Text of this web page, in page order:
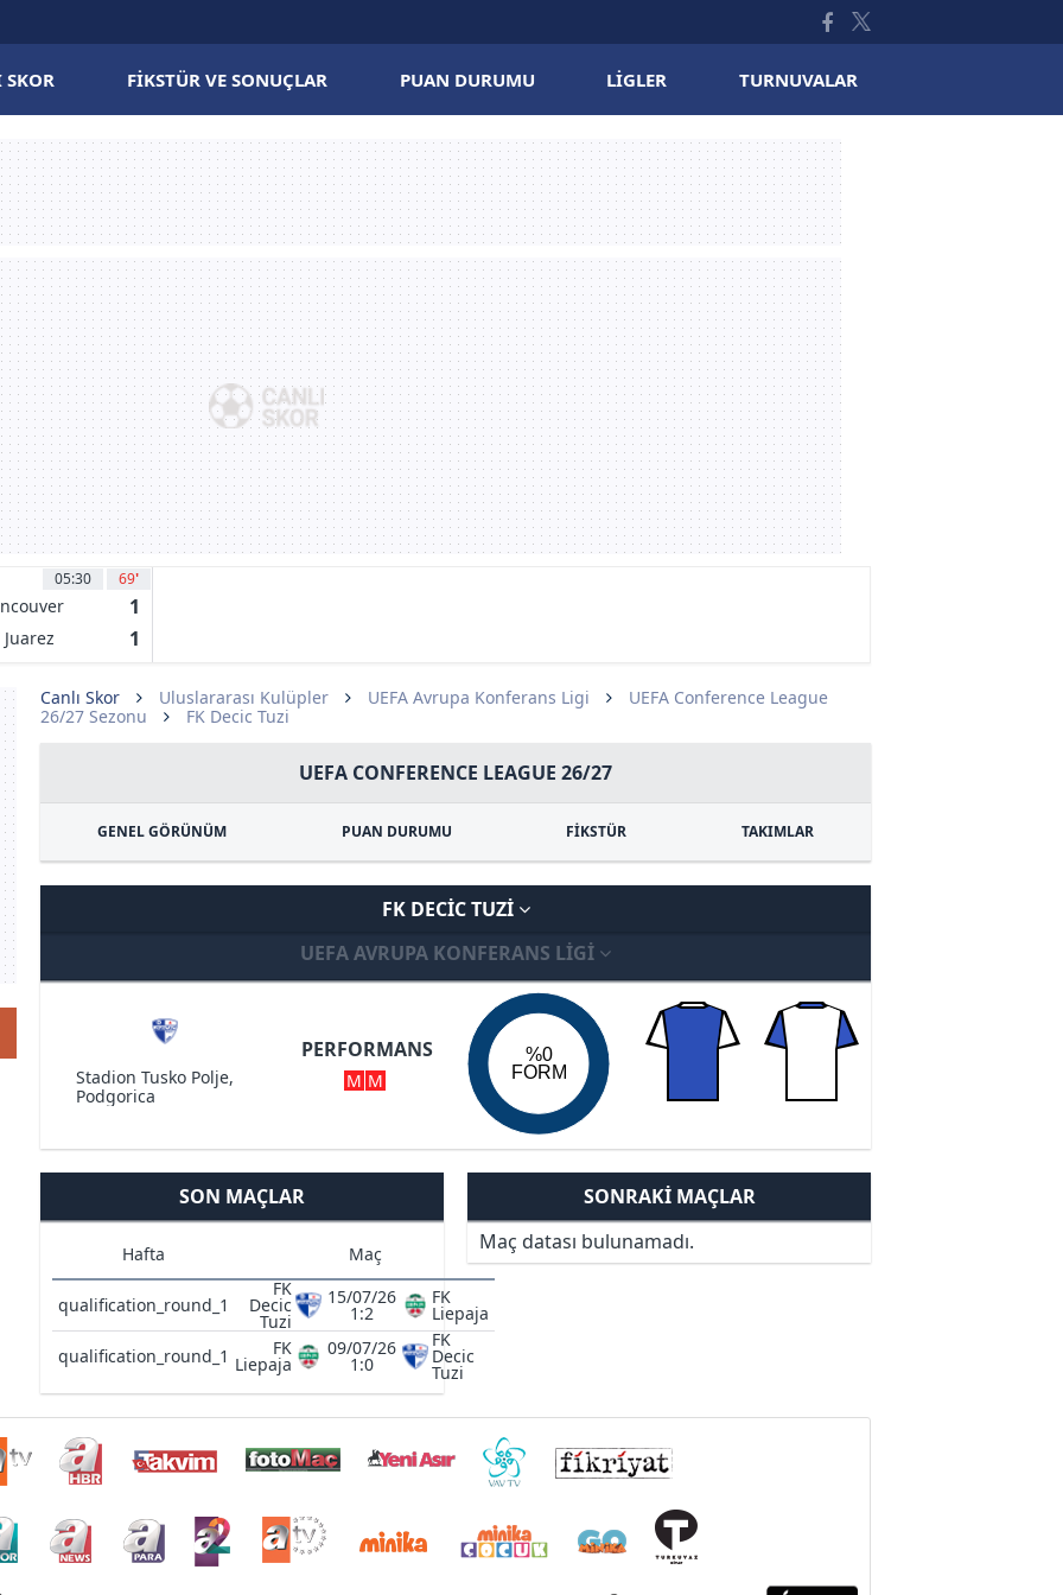
SKOR FIKSTÜR VE SONUÇLAR PUAN DURUMU LIGLER TURNUVALAR
05:30 69'
FC
1
Juarez 1
Canlı Skor Uluslararası Kulüpler UEFA Avrupa Konferans Ligi
UEFA Conference League
26/27 Sezonu
FK Decic Tuzi
UEFA CONFERENCE LEAGUE 26/27
GENEL GÖRÜNÜM PUAN DURUMU FİKSTÜR TAKIMLAR
FK DECIC TUZI
UEFA AVRUPA KONFERANS LIGI
Stadion Tusko Polje,
Podgorica
PERFORMANS
M M
%0
FORM
SON MAÇLAR
Hafta Maç
qualification_round_1
FK
Decic
Tuzi
15/07/26
1:2
FK
Liepaja
qualification_round_1
FK
Liepaja
09/07/26
1:0
FK
Decic
Tuzi
SONRAKI MAÇLAR
Maç datası bulunamadı.